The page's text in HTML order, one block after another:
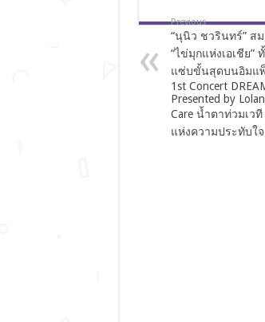
Previous
“นุนิว ชวรินทร์” ส
“ไข่มุกแห่งเอเชีย”
แซ่บขั้นสุดบนอิมแพ็
1st Concert
Presented by
Care น้ำตาท่วมเว
แห่งความประทับใจ